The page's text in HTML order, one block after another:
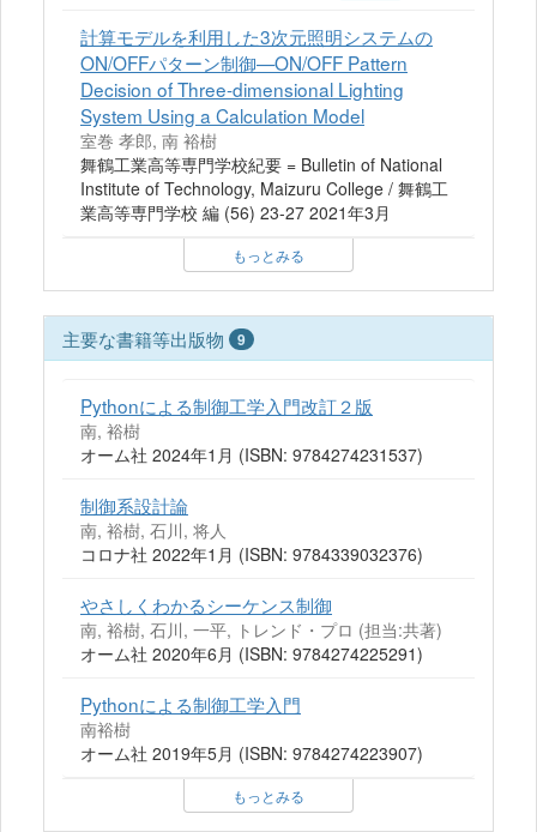
計算モデルを利用した3次元照明システムの
ON/OFFパターン制御—ON/OFF Pattern
Decision of Three-dimensional Lighting
System Using a Calculation Model
室巻 孝郎, 南 裕樹
舞鶴工業高等専門学校紀要 = Bulletin of National
Institute of Technology, Maizuru College / 舞鶴工
業高等専門学校 編 (56) 23-27 2021年3月
もっとみる
主要な書籍等出版物 9
Pythonによる制御工学入門改訂２版
南, 裕樹
オーム社 2024年1月 (ISBN: 9784274231537)
制御系設計論
南, 裕樹, 石川, 将人
コロナ社 2022年1月 (ISBN: 9784339032376)
やさしくわかるシーケンス制御
南, 裕樹, 石川, 一平, トレンド・プロ (担当:共著)
オーム社 2020年6月 (ISBN: 9784274225291)
Pythonによる制御工学入門
南裕樹
オーム社 2019年5月 (ISBN: 9784274223907)
もっとみる